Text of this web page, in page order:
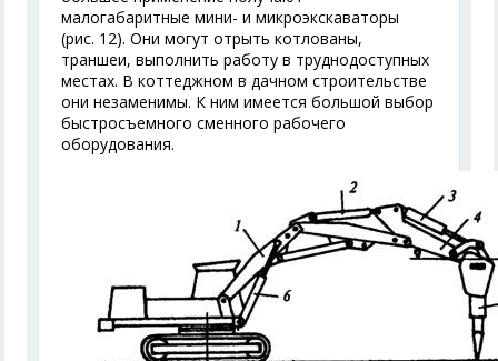
малогабаритные мини- и микроэкскаваторы
(рис. 12). Они могут отрыть котлованы,
траншеи, выполнить работу в труднодоступных
местах. В коттеджном в дачном строительстве
они незаменимы. К ним имеется большой выбор
быстросъемного сменного рабочего
оборудования.